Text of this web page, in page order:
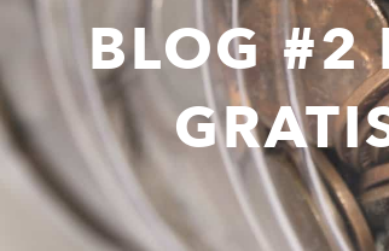
BLOG #2